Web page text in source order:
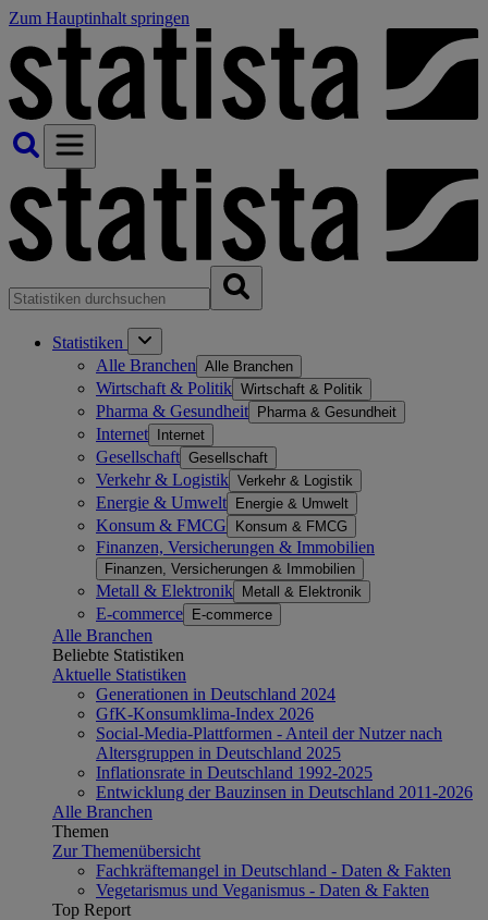
Zum Hauptinhalt springen
Statistiken
Alle Branchen Alle Branchen
Wirtschaft & Politik Wirtschaft & Politik
Pharma & Gesundheit Pharma & Gesundheit
Internet Internet
Gesellschaft Gesellschaft
Verkehr & Logistik Verkehr & Logistik
Energie & Umwelt Energie & Umwelt
Konsum & FMCG Konsum & FMCG
Finanzen, Versicherungen & Immobilien
Finanzen, Versicherungen & Immobilien
Metall & Elektronik Metall & Elektronik
E-commerce E-commerce
Alle Branchen
Beliebte Statistiken
Aktuelle Statistiken
Generationen in Deutschland 2024
GfK-Konsumklima-Index 2026
Social-Media-Plattformen - Anteil der Nutzer nach
Altersgruppen in Deutschland 2025
Inflationsrate in Deutschland 1992-2025
Entwicklung der Bauzinsen in Deutschland 2011-2026
Alle Branchen
Themen
Zur Themenübersicht
Fachkräftemangel in Deutschland - Daten & Fakten
Vegetarismus und Veganismus - Daten & Fakten
Top Report